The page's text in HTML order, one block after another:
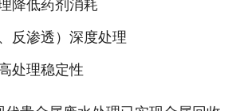
降低药剂消耗
反渗透）深度处理
处理稳定性